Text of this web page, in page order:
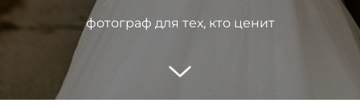
фотограф для тех, кто ценит